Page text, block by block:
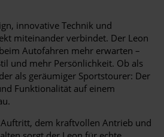
innovative Technik und
miteinander verbindet. Der Leon
Autofahren mehr erwarten –
und mehr Persönlichkeit. Ob als
als geräumiger Sportstourer: Der
Funktionalität auf einem
dem kraftvollen Antrieb und